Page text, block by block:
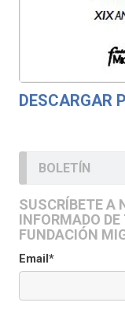
DESCARGAR
BOLETÍN
SUSCRÍBETE A
INFORMADO
FUNDACIÓN
Email*